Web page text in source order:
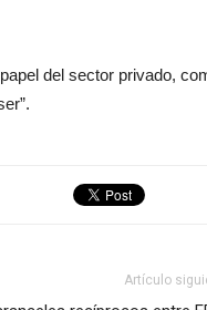
del sector privado,
Artículo